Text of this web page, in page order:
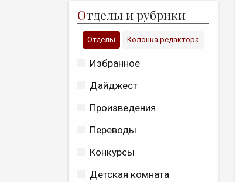
Отделы и рубрики
Отделы Колонка редактора
Избранное
Дайджест
Произведения
Переводы
Конкурсы
Детская комната